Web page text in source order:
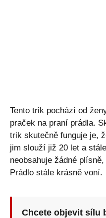
Tento trik pochází od
praček na praní prádla.
trik skutečně funguje je,
jim slouží již 20 let a
neobsahuje žádné
Prádlo stále krásně voní.
Chcete objevit sílu